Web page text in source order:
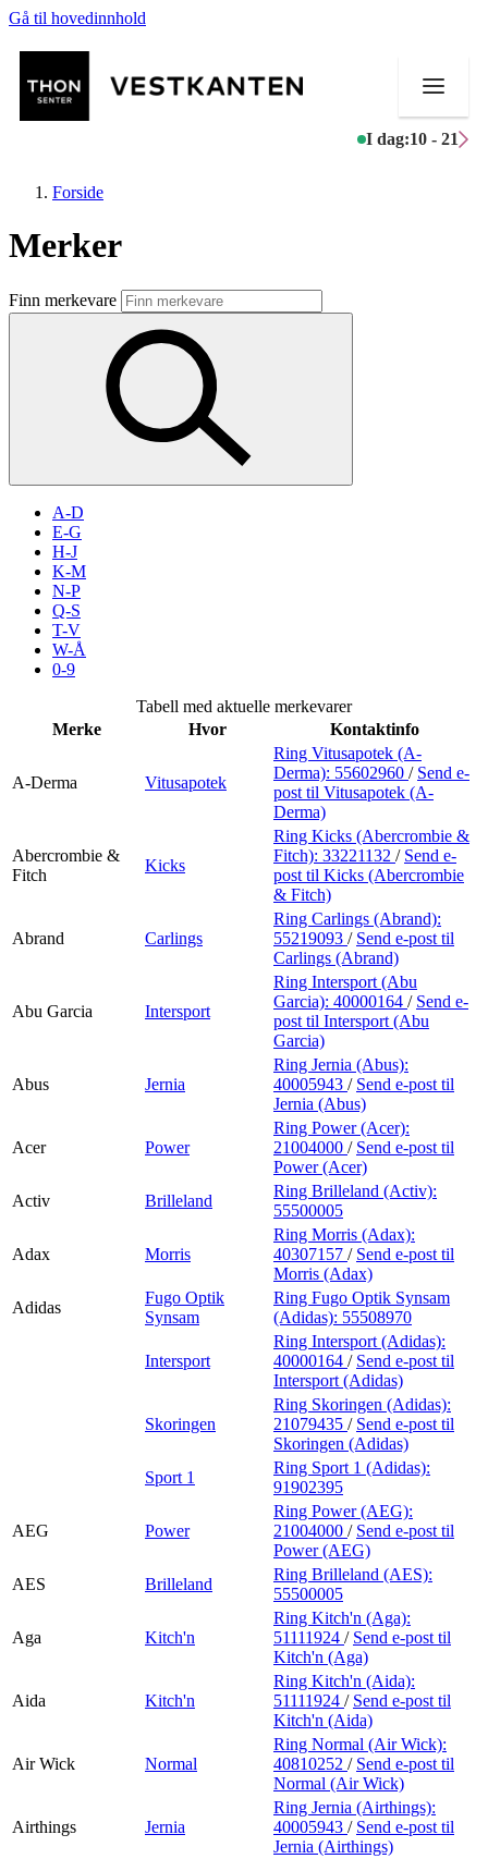
Gå til hovedinnhold
I dag:10 - 21
Butikker
Mat og drikke
Aktiviteter
Inspirasjon
Søk
Praktisk informasjon
Ledige stillinger
Gavekort
Forside
Merker
Finn merkevare
A-D
E-G
H-J
K-M
N-P
Q-S
T-V
W-Å
0-9
Tabell med aktuelle merkevarer
Merke
Hvor Kontaktinfo
A-Derma Vitusapotek
Ring Vitusapotek (A-
Derma): 55602960 / Send e-
post til Vitusapotek (A-
Derma)
Abercrombie &
Fitch
Kicks
Ring Kicks (Abercrombie &
Fitch): 33221132 / Send e-
post til Kicks (Abercrombie
& Fitch)
Abrand Carlings
Ring Carlings (Abrand):
55219093 / Send e-post til
Carlings (Abrand)
Abu Garcia Intersport
Ring Intersport (Abu
Garcia): 40000164 / Send e-
post til Intersport (Abu
Garcia)
Abus Jernia
Ring Jernia (Abus):
40005943 / Send e-post til
Jernia (Abus)
Acer Power
Ring Power (Acer):
21004000 / Send e-post til
Power (Acer)
Activ
Brilleland
Ring Brilleland (Activ):
55500005
Adax Morris
Ring Morris (Adax):
40307157 / Send e-post til
Morris (Adax)
Adidas
Fugo Optik
Synsam
Ring Fugo Optik Synsam
(Adidas): 55508970
Intersport
Ring Intersport (Adidas):
40000164 / Send e-post til
Intersport (Adidas)
Skoringen
Ring Skoringen (Adidas):
21079435 / Send e-post til
Skoringen (Adidas)
Sport 1
Ring Sport 1 (Adidas):
91902395
AEG Power
Ring Power (AEG):
21004000 / Send e-post til
Power (AEG)
AES
Brilleland
Ring Brilleland (AES):
55500005
Aga Kitch'n
Ring Kitch'n (Aga):
51111924 / Send e-post til
Kitch'n (Aga)
Aida Kitch'n
Ring Kitch'n (Aida):
51111924 / Send e-post til
Kitch'n (Aida)
Air Wick Normal
Ring Normal (Air Wick):
40810252 / Send e-post til
Normal (Air Wick)
Airthings Jernia
Ring Jernia (Airthings):
40005943 / Send e-post til
Jernia (Airthings)